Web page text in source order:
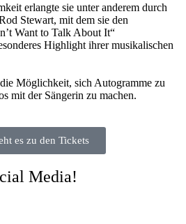
erlangte sie unter anderem durch
Stewart, mit dem sie den
Want to Talk About It“
Highlight ihrer musikalischen
Möglichkeit, sich Autogramme zu
mit der Sängerin zu machen.
es zu den Tickets
Media!